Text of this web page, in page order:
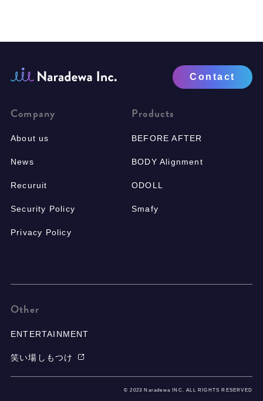
Contact
Company
About us
News
Recuruit
Security Policy
Privacy Policy
Products
BEFORE AFTER
BODY Alignment
ODOLL
Smafy
Other
ENTERTAINMENT
笑い場しもつけ
© 2023 Naradewa INC. ALL RIGHTS RESERVED